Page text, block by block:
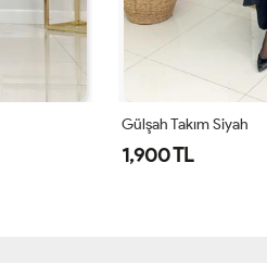
Simge Takım Acı Kahve
1,550 TL